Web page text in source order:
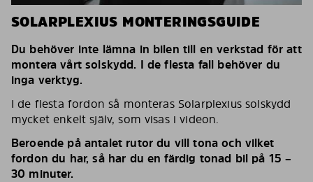
SOLARPLEXIUS MONTERINGSGUIDE
Du behöver inte lämna in bilen till en verkstad för att
montera vårt solskydd. I de flesta fall behöver du
inga verktyg.
I de flesta fordon så monteras Solarplexius solskydd
mycket enkelt själv, som visas i videon.
Beroende på antalet rutor du vill tona och vilket
fordon du har, så har du en färdig tonad bil på 15 –
30 minuter.